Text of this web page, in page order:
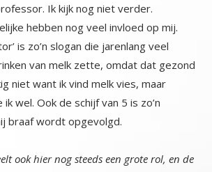
braaf wordt opgevolgd.
ook hier nog steeds een grote rol, en de